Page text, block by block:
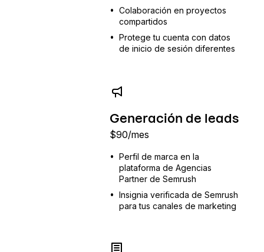
• Colaboración en proyectos
compartidos
• Protege tu cuenta con datos
de inicio de sesión diferentes
Generación de leads
$90/mes
• Perfil de marca en la
plataforma de Agencias
Partner de Semrush
• Insignia verificada de Semrush
para tus canales de marketing